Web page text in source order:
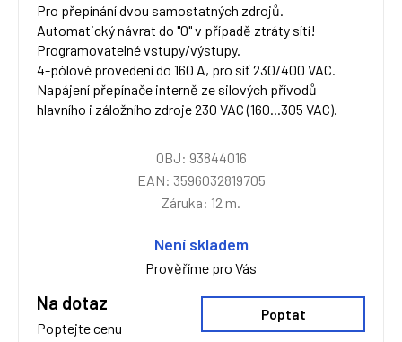
Pro přepínání dvou samostatných zdrojů.
Automatický návrat do "0" v případě ztráty sítí!
Programovatelné vstupy/výstupy.
4-pólové provedení do 160 A, pro síť 230/400 VAC.
Napájení přepínače interně ze silových přívodů
hlavního i záložního zdroje 230 VAC (160...305 VAC).
OBJ: 93844016
EAN: 3596032819705
Záruka: 12 m.
Není skladem
Prověříme pro Vás
Na dotaz
Poptejte cenu
Poptat